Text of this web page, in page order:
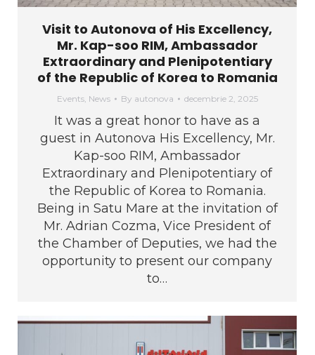
Visit to Autonova of His Excellency,
Mr. Kap-soo RIM, Ambassador
Extraordinary and Plenipotentiary
of the Republic of Korea to Romania
Events, News By autonova decembrie 2, 2025
It was a great honor to have as a
guest in Autonova His Excellency, Mr.
Kap-soo RIM, Ambassador
Extraordinary and Plenipotentiary of
the Republic of Korea to Romania.
Being in Satu Mare at the invitation of
Mr. Adrian Cozma, Vice President of
the Chamber of Deputies, we had the
opportunity to present our company
to…